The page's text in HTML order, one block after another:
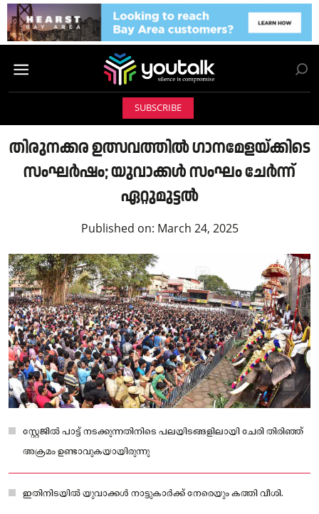
SUBSCRIBE
തിരുനക്കര ഉത്സവത്തിൽ ഗാനമേളയ്ക്കിടെ
സംഘർഷം; യുവാക്കൾ സംഘം ചേർന്ന്
ഏറ്റുമുട്ടൽ
Published on: March 24, 2025
സ്റ്റേജിൽ പാട്ട് നടക്കുന്നതിനിടെ പലയിടങ്ങളിലായി ചേരി തിരിഞ്ഞ്
അക്രമം ഉണ്ടാവുകയായിരുന്നു
ഇതിനിടയിൽ യുവാക്കൾ നാട്ടുകാർക്ക് നേരെയും കത്തി വീശി.